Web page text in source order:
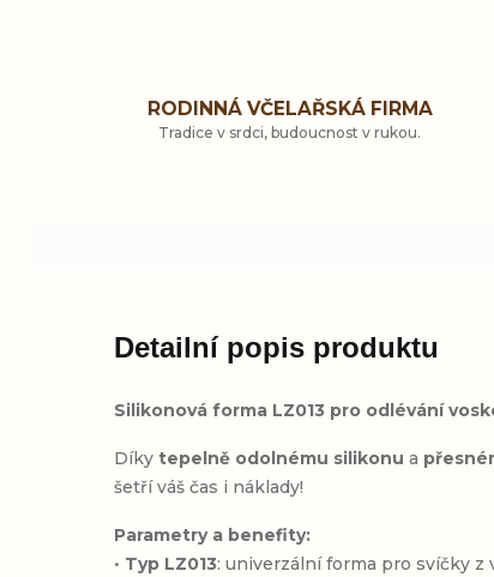
RODINNÁ VČELAŘSKÁ FIRMA
Tradice v srdci, budoucnost v rukou.
Detailní popis produktu
Silikonová forma LZ013 pro odlévání
Díkytepelně odolnému silikonu a
šetří váš čas i náklady!
Parametry a benefity:
• Typ LZ013: univerzální forma pro svíčky z